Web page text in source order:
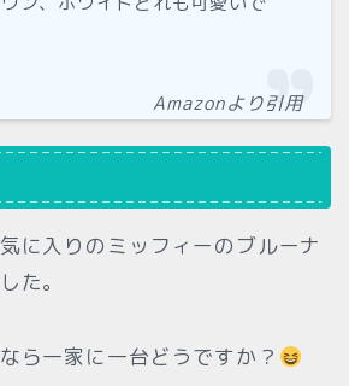
Amazonより引用
に入りのミッフィーのブルーナ
た。
ら一家に一台どうですか？